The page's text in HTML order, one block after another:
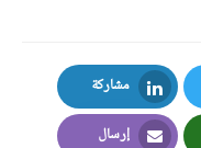
مشاركة
LinkedIn
إرسال